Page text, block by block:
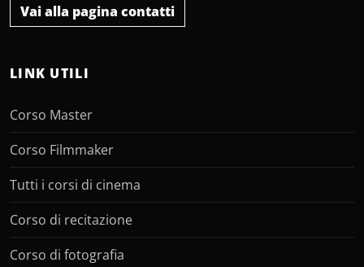
Vai alla pagina contatti
LINK UTILI
Corso Master
Corso Filmmaker
Tutti i corsi di cinema
Corso di recitazione
Corso di fotografia